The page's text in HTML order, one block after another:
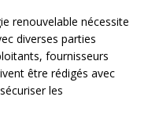
renouvelable nécessite
diverses parties
fournisseurs
être rédigés avec
les